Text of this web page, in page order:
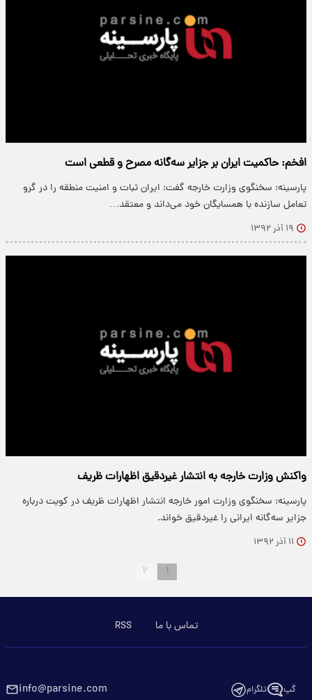
افخم: حاکمیت ایران بر جزایر سه‌گانه مصرح و قطعی است
پارسینه: سخنگوی وزارت خارجه گفت: ایران ثبات و امنیت منطقه را در گرو
تعامل سازنده با همسایگان خود می‌داند و معتقد…
۱۹ آذر ۱۳۹۲
واکنش وزارت خارجه به انتشار غیردقیق اظهارات ظریف
پارسینه: سخنگوی وزارت امور خارجه انتشار اظهارات ظریف در کویت درباره
جزایر سه‌گانه ایرانی را غیردقیق خواند.
۱۱ آذر ۱۳۹۲
۱ ۲
تماس با ما RSS
گپ تلگرام info@parsine.com